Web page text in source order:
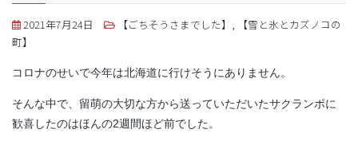
2021年7月24日 【ごちそうさまでした】 ,
【雪と氷とカズノコの
町】
コロナのせいで今年は北海道に行けそうにありません。
そんな中で、留萌の大切な方から送っていただいたサクランボに
歓喜したのはほんの2週間ほど前でした。